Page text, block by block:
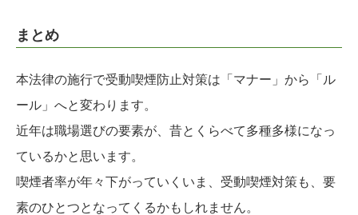
まとめ
本法律の施行で受動喫煙防止対策は「マナー」から「ル
ール」へと変わります。
近年は職場選びの要素が、昔とくらべて多種多様になっ
ているかと思います。
喫煙者率が年々下がっていくいま、受動喫煙対策も、要
素のひとつとなってくるかもしれません。